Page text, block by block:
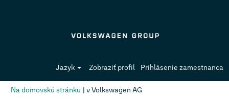
Jazyk Zobraziť profil Prihlásenie zamestnanca
Na domovskú stránku | v Volkswagen AG